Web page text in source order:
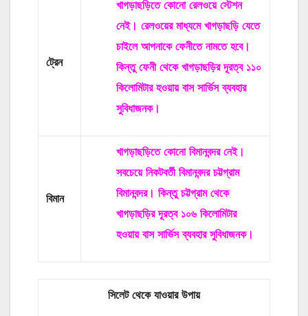
ট্রেন
খাগড়াছড়িতে কোনো রেলওয়ে স্টেশন
নেই। রেলওয়ের মাধ্যমে খাগড়াছড়ি যেতে
চাইলে আপনাকে ফেনীতে নামতে হবে।
কিন্তু ফেনী থেকে খাগড়াছড়ির দূরত্ব ১১০
কিলোমিটার হওয়ায় বাস সার্ভিস ব্যবহার
সুবিধাজনক।
বিমান
খাগড়াছড়িতে কোনো বিমানবন্দর নেই।
সবচেয়ে নিকটবর্তী বিমানবন্দর চট্টগ্রাম
বিমানবন্দর। কিন্তু চট্টগ্রাম থেকে
খাগড়াছড়ির দূরত্ব ১০৬ কিলোমিটার
হওয়ায় বাস সার্ভিস ব্যবহার সুবিধাজনক।
সিলেট থেকে যাওয়ার উপায়